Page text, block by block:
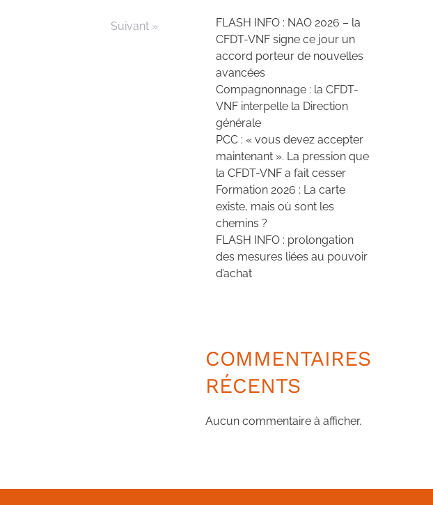
Suivant »
FLASH INFO : NAO 2026 – la
CFDT-VNF signe ce jour un
accord porteur de nouvelles
avancées
Compagnonnage : la CFDT-
VNF interpelle la Direction
générale
PCC : « vous devez accepter
maintenant ». La pression que
la CFDT-VNF a fait cesser
Formation 2026 : La carte
existe, mais où sont les
chemins ?
FLASH INFO : prolongation
des mesures liées au pouvoir
d’achat
COMMENTAIRES
RÉCENTS
Aucun commentaire à afficher.